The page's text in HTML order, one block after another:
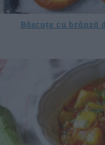
Băscuțe cu brânză